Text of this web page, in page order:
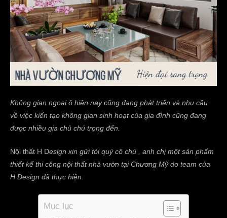
Không gian ngoại ô hiện nay cũng đang phát triển và nhu cầu
về việc kiến tạo không gian sinh hoạt của gia đình cũng đang
được nhiều gia chủ chú trọng đến.
Nội thất H Design xin gửi tới quý cô chú , anh chị một sản phẩm
thiết kế thi công nội thất nhà vườn tại Chương Mỹ do team của
H Design đã thực hiện.
Mục lục